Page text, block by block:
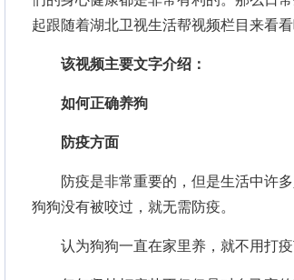
起跟随着湖北卫视生活帮视频栏目来看
该视频主要文字介绍：
如何正确养狗
防疫方面
防疫是非常重要的，但是生活中许多
狗狗没有被咬过，就无需防疫。
认为狗狗一直在家里养，就不用打疫